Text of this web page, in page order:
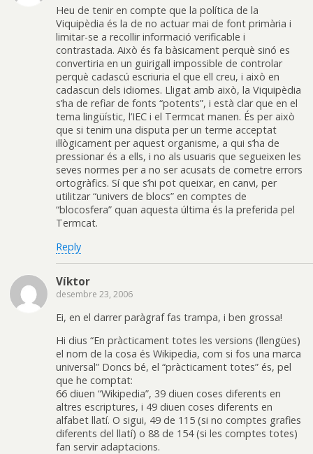
Heu de tenir en compte que la política de la
Viquipèdia és la de no actuar mai de font primària i
limitar-se a recollir informació verificable i
contrastada. Això és fa bàsicament perquè sinó es
convertiria en un guirigall impossible de controlar
perquè cadascú escriuria el que ell creu, i això en
cadascun dels idiomes. Lligat amb això, la Viquipèdia
s’ha de refiar de fonts “potents”, i està clar que en el
tema lingüístic, l’IEC i el Termcat manen. És per això
que si tenim una disputa per un terme acceptat
il·lògicament per aquest organisme, a qui s’ha de
pressionar és a ells, i no als usuaris que segueixen les
seves normes per a no ser acusats de cometre errors
ortogràfics. Sí que s’hi pot queixar, en canvi, per
utilitzar “univers de blocs” en comptes de
“blocosfera” quan aquesta última és la preferida pel
Termcat.
Reply
Víktor
desembre 23, 2006
Ei, en el darrer paràgraf fas trampa, i ben grossa!
Hi dius “En pràcticament totes les versions (llengües)
el nom de la cosa és Wikipedia, com si fos una marca
universal” Doncs bé, el “pràcticament totes” és, pel
que he comptat:
66 diuen “Wikipedia”, 39 diuen coses diferents en
altres escriptures, i 49 diuen coses diferents en
alfabet llatí. O sigui, 49 de 115 (si no comptes grafies
diferents del llatí) o 88 de 154 (si les comptes totes)
fan servir adaptacions.